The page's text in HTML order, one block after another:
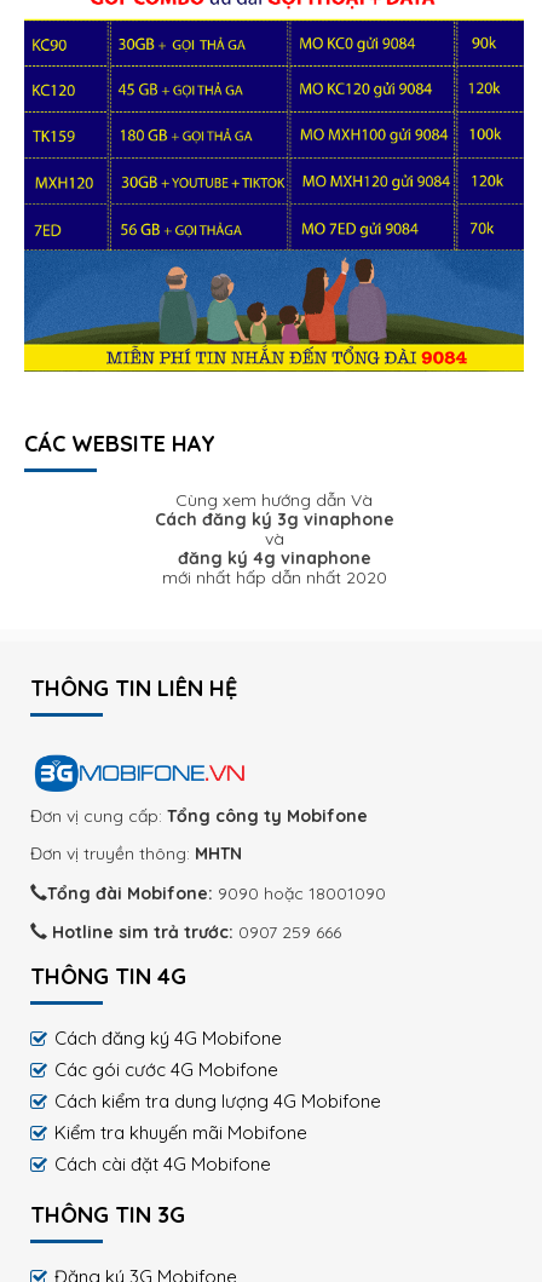
CÁC WEBSITE HAY
Cùng xem hướng dẫn Và
Cách đăng ký 3g vinaphone
và
đăng ký 4g vinaphone
mới nhất hấp dẫn nhất 2020
THÔNG TIN LIÊN HỆ
Đơn vị cung cấp: Tổng công ty Mobifone
Đơn vị truyền thông: MHTN
Tổng đài Mobifone: 9090 hoặc 18001090
Hotline sim trả trước: 0907 259 666
THÔNG TIN 4G
Cách đăng ký 4G Mobifone
Các gói cước 4G Mobifone
Cách kiểm tra dung lượng 4G Mobifone
Kiểm tra khuyến mãi Mobifone
Cách cài đặt 4G Mobifone
THÔNG TIN 3G
Đăng ký 3G Mobifone